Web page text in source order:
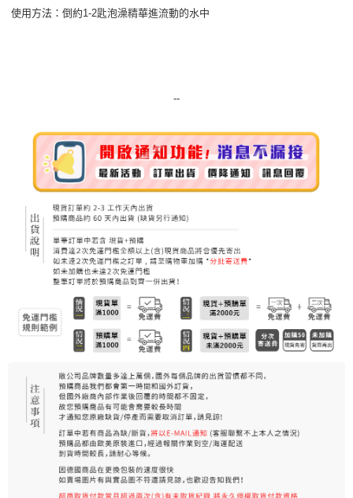
7-11取貨付款
每筆NT$100，滿NT$999(含以上)免運費
離島宅配（澎湖、金門、馬祖、小琉球）
每筆NT$250，滿NT$3,000(含以上)免運費
付款後門市自取
免運費
使用方法：倒約1-2匙泡澡精華進流動的水中
--